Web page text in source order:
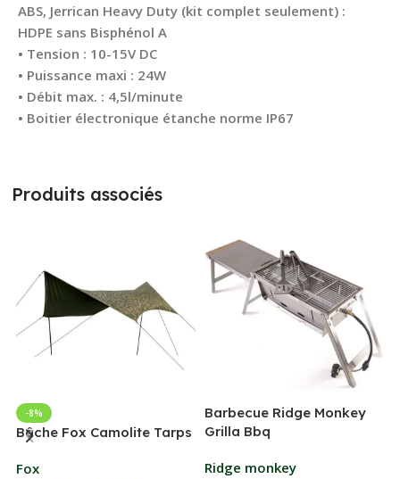
ABS, Jerrican Heavy Duty (kit complet seulement) :
HDPE sans Bisphénol A
• Tension : 10-15V DC
• Puissance maxi : 24W
• Débit max. : 4,5l/minute
• Boitier électronique étanche norme IP67
Produits associés
-8%
Bâche Fox Camolite Tarps
Fox
Barbecue Ridge Monkey
Grilla Bbq
Ridge monkey